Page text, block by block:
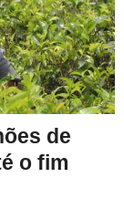
de
o fim